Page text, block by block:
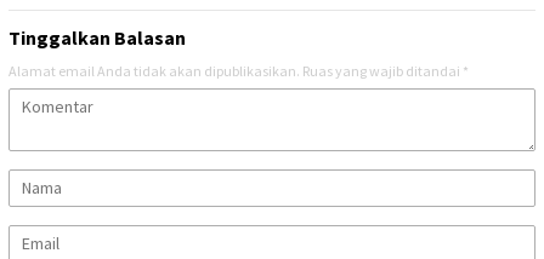
Tinggalkan Balasan
Alamat email Anda tidak akan dipublikasikan. Ruas yang wajib ditandai *